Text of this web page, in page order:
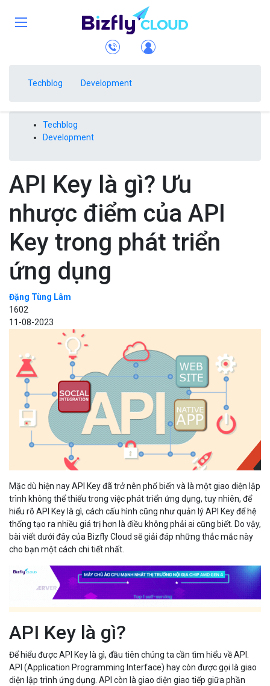
Techblog Development
Techblog
Development
API Key là gì? Ưu
nhược điểm của API
Key trong phát triển
ứng dụng
Đặng Tùng Lâm
1602
11-08-2023
Mặc dù hiện nay API Key đã trở nên phổ biến và là một giao diện lập
trình không thể thiếu trong việc phát triển ứng dụng, tuy nhiên, để
hiểu rõ API Key là gì, cách cấu hình cũng như quản lý API Key để hệ
thống tạo ra nhiều giá trị hơn là điều không phải ai cũng biết. Do vậy,
bài viết dưới đây của Bizfly Cloud sẽ giải đáp những thắc mắc này
cho bạn một cách chi tiết nhất.
API Key là gì?
Để hiểu được API Key là gì, đầu tiên chúng ta cần tìm hiểu về API.
API (Application Programming Interface) hay còn được gọi là giao
diện lập trình ứng dụng. API còn là giao diện giao tiếp giữa phần